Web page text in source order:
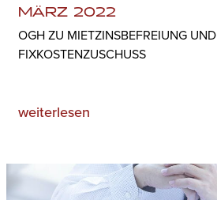
MÄRZ 2022
OGH ZU MIETZINSBEFREIUNG UND
FIXKOSTENZUSCHUSS
weiterlesen